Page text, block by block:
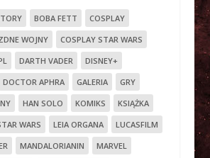
BOBA FETT
COSPLAY
WOJNY
COSPLAY STAR WARS
DARTH VADER
DISNEY+
DOCTOR APHRA GALERIA
GRY
HAN SOLO KOMIKS
KSIĄŻKA
WARS LEIA ORGANA
LUCASFILM
MANDALORIANIN
MARVEL